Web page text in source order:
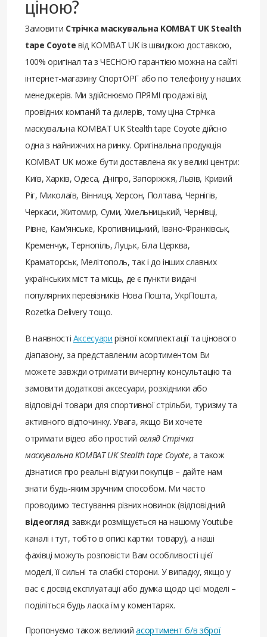
ціною?
Замовити Стрічка маскувальна KOMBAT UK Stealth
tape Coyote від KOMBAT UK із швидкою доставкою,
100% оригінал та з ЧЕСНОЮ гарантією можна на сайті
інтернет-магазину СпортОРГ або по телефону у наших
менеджерів. Ми здійснюємо ПРЯМІ продажі від
провідних компаній та дилерів, тому ціна Стрічка
маскувальна KOMBAT UK Stealth tape Coyote дійсно
одна з найнижчих на ринку. Оригінальна продукція
KOMBAT UK може бути доставлена ​​як у великі центри:
Київ, Харків, Одеса, Дніпро, Запоріжжя, Львів, Кривий
Ріг, Миколаїв, Вінниця, Херсон, Полтава, Чернігів,
Черкаси, Житомир, Суми, Хмельницький, Чернівці,
Рівне, Кам'янське, Кропивницький, Івано-Франківськ,
Кременчук, Тернопіль, Луцьк, Біла Церква,
Краматорськ, Мелітополь, так і до інших славних
українських міст та місць, де є пункти видачі
популярних перевізників Нова Пошта, УкрПошта,
Rozetka Delivery тощо.
В наявності Аксесуари різної комплектації та цінового
діапазону, за представленим асортиментом Ви
можете завжди отримати вичерпну консультацію та
замовити додаткові аксесуари, розхідники або
відповідні товари для спортивної стрільби, туризму та
активного відпочинку. Увага, якщо Ви хочете
отримати відео або простий огляд Стрічка
маскувальна KOMBAT UK Stealth tape Coyote, а також
дізнатися про реальні відгуки покупців – дайте нам
знати будь-яким зручним способом. Ми часто
проводимо тестування різних новинок (відповідний
відеогляд завжди розміщується на нашому Youtube
каналі і тут, тобто в описі картки товару), а наші
фахівці можуть розповісти Вам особливості цієї
моделі, її сильні та слабкі сторони. У випадку, якщо у
вас є досвід експлуатації або думка щодо цієї моделі –
поділіться будь ласка їм у коментарях.
Пропонуємо також великийасортимент б/в зброї